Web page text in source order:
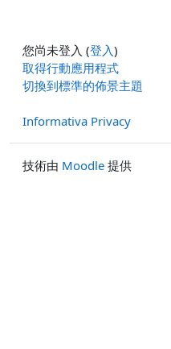
您尚未登入 (登入)
取得行動應用程式
切換到標準的佈景主題
Informativa Privacy
技術由 Moodle 提供